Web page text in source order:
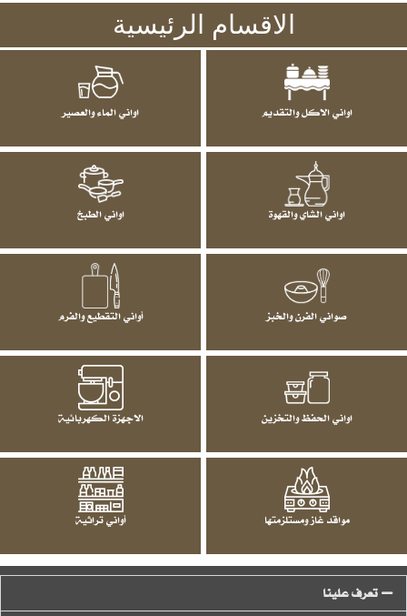
الاقسام الرئيسية
اواني الاكل والتقديم اواني الماء والعصير
اواني الشاي والقهوة اواني الطبخ
صواني الفرن والخبز أواني التقطيع والفرم
اواني الحفظ والتخزين الاجهزة الكهربائية
مواقد غاز ومستلزمتها أواني تراثية
تعرف علينا